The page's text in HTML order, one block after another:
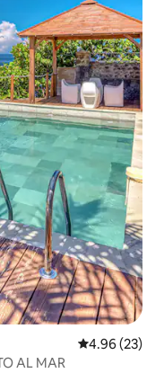
Calificación
4.96 (23)
AL MAR